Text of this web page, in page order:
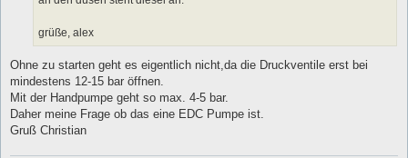
grüße, alex
Ohne zu starten geht es eigentlich nicht,da die Druckventile erst bei
mindestens 12-15 bar öffnen.
Mit der Handpumpe geht so max. 4-5 bar.
Daher meine Frage ob das eine EDC Pumpe ist.
Gruß Christian